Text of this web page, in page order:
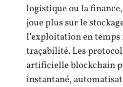
logistique ou la
joue plus sur le
l’exploitation en temps
traçabilité. Les
artificielle blockchain
instantané,